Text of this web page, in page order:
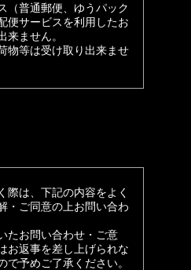
（普通郵便、ゆうパック
便サービスを利用したお
来ません。
物等は受け取り出来ませ
際は、下記の内容をよく
・ご同意の上お問い合わ
たお問い合わせ・ご意
お返事を差し上げられな
で予めご了承ください。